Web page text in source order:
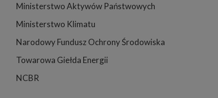
Ministerstwo Aktywów Państwowych
Ministerstwo Klimatu
Narodowy Fundusz Ochrony Środowiska
Towarowa Giełda Energii
NCBR